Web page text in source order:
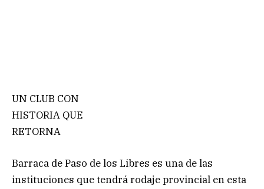
UN CLUB CON
HISTORIA QUE
RETORNA
Barraca de Paso de los Libres es una de las
instituciones que tendrá rodaje provincial en esta